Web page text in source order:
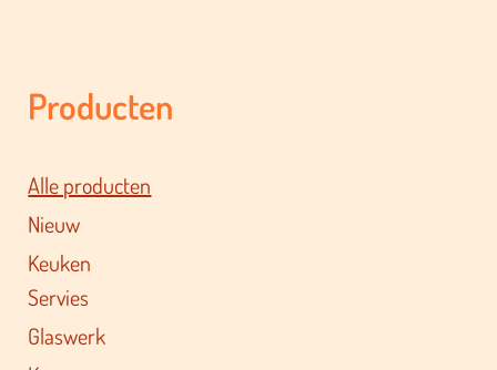
Producten
Alle producten
Nieuw
Keuken
Servies
Glaswerk